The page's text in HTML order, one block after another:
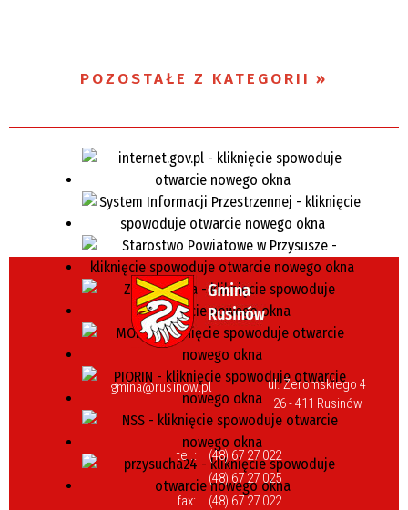
POZOSTAŁE Z KATEGORII
gmina@rusinow.pl
ul. Żeromskiego 4
26 - 411 Rusinów
tel.:
(48) 67 27 022
(48) 67 27 025
fax:
(48) 67 27 022